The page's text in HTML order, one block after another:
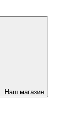
Наш магазин